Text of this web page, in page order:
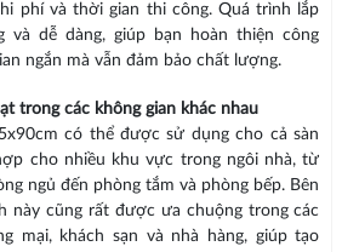
phí và thời gian thi công. Quá trình lắp
và dễ dàng, giúp bạn hoàn thiện công
ngắn mà vẫn đảm bảo chất lượng.
trong các không gian khác nhau
có thể được sử dụng cho cả sàn
cho nhiều khu vực trong ngôi nhà, từ
ngủ đến phòng tắm và phòng bếp. Bên
này cũng rất được ưa chuộng trong các
mại, khách sạn và nhà hàng, giúp tạo